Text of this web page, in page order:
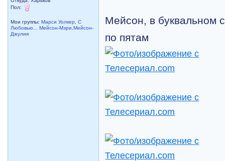
Пол:
Мои группы:Марси Уолкер,С
Любовью... Мейсон-Мэри,Мейсон-
Джулия
Мейсон, в буквальном
по пятам